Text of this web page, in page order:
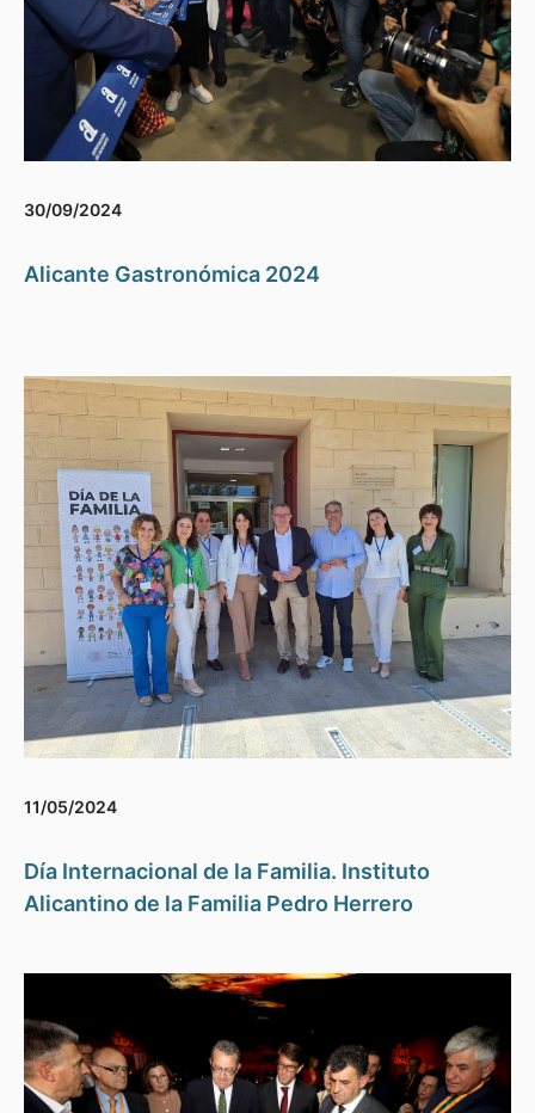
30/09/2024
Alicante Gastronómica 2024
11/05/2024
Día Internacional de la Familia. Instituto
Alicantino de la Familia Pedro Herrero